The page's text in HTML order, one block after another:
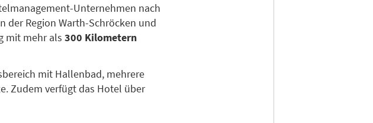
Unternehmen nach
der Region Warth-Schröcken und
mit mehr als 300 Kilometern
mit Hallenbad, mehrere
Zudem verfügt das Hotel über